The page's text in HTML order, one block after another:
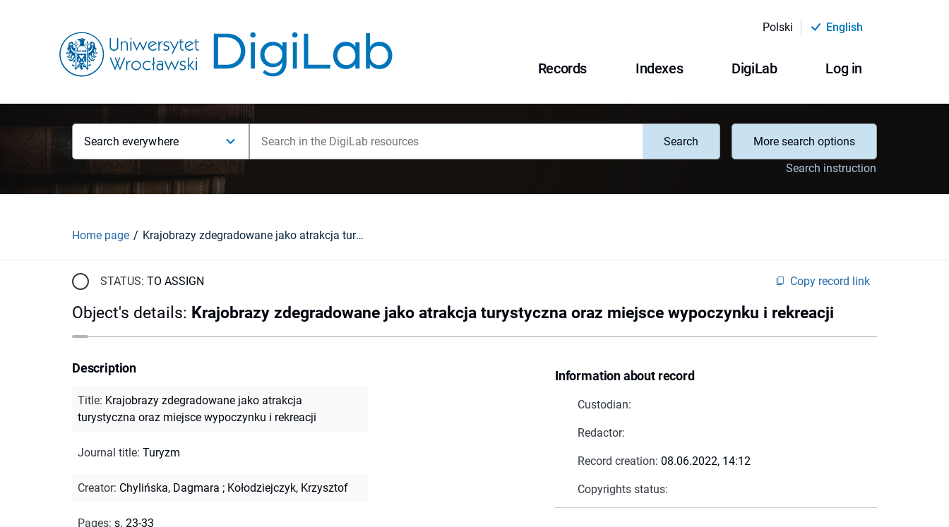
Polski English
Records Indexes DigiLab Log in
Search everywhere Search
More search options
Search instruction
Home page Krajobrazy zdegradowane jako atrakcja turystyczna oraz miejsce wypoczynku i rekreacji
STATUS: TO ASSIGN Copy record link
Object's details: Krajobrazy zdegradowane jako atrakcja turystyczna oraz miejsce wypoczynku i rekreacji
Information about record
Custodian:
Redactor:
Record creation: 08.06.2022, 14:12
Copyrights status:
Description
Title: Krajobrazy zdegradowane jako atrakcja
turystyczna oraz miejsce wypoczynku i rekreacji
Journal title: Turyzm
Creator: Chylińska, Dagmara ; Kołodziejczyk, Krzysztof
Pages: s. 23-33